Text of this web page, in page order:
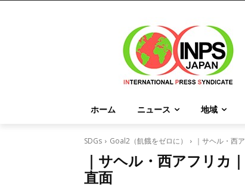
ホーム ニュース 地域
SDGs Goal2（飢餓をゼロに） ｜サヘル・西
｜サヘル・西アフリカ
直面